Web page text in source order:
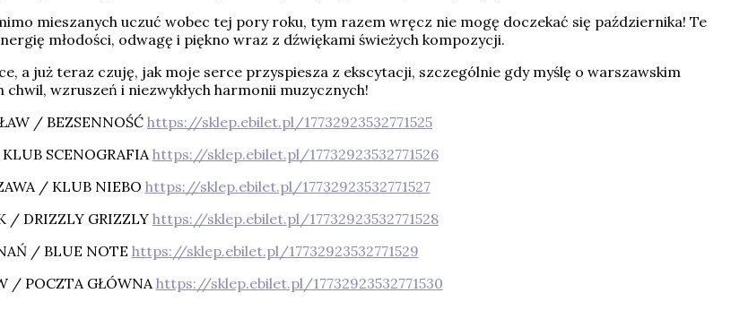
mieszanych uczuć wobec tej pory roku, tym razem wręcz nie mogę doczekać się października! Te
młodości, odwagę i piękno wraz z dźwiękami świeżych kompozycji.
a już teraz czuję, jak moje serce przyspiesza z ekscytacji, szczególnie gdy myślę o warszawskim
wzruszeń i niezwykłych harmonii muzycznych!
/ BEZSENNOŚĆ https://sklep.ebilet.pl/17732923532771525
SCENOGRAFIAhttps://sklep.ebilet.pl/17732923532771526
/ KLUB NIEBO https://sklep.ebilet.pl/17732923532771527
/ DRIZZLY GRIZZLY https://sklep.ebilet.pl/17732923532771528
/ BLUE NOTE https://sklep.ebilet.pl/17732923532771529
/ POCZTA GŁÓWNAhttps://sklep.ebilet.pl/17732923532771530